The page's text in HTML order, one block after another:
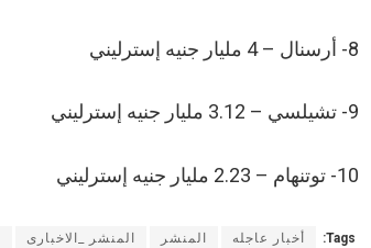
8- أرسنال – 4 مليار جنيه إسترليني
9- تشيلسي – 3.12 مليار جنيه إسترليني
10- توتنهام – 2.23 مليار جنيه إسترليني
Tags: أخبار عاجله المنشر المنشر _الاخبارى